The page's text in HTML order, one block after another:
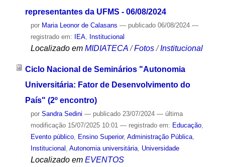
representantes da UFMS - 06/08/2024
por Maria Leonor de Calasans — publicado06/08/2024 —
registrado em: IEA, Institucional
Localizado em MIDIATECA /Fotos /Institucional
Ciclo Nacional de Seminários "Autonomia
Universitária: Fator de Desenvolvimento do
País" (2º encontro)
por Sandra Sedini — publicado23/07/2024 — última
modificação15/07/2025 10:01 — registrado em: Educação,
Evento público, Ensino Superior, Administração Pública,
Institucional , Autonomia universitária, Universidade
Localizado em EVENTOS